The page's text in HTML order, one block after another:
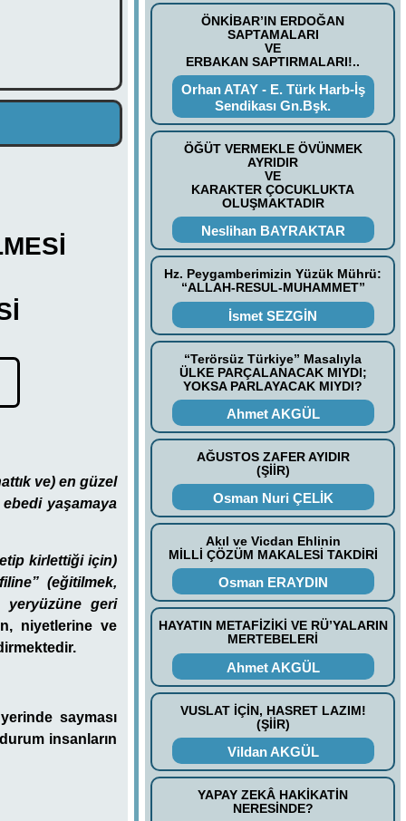
ve) en güzel
yaşamaya
kirlettiği için)
(eğitilmek,
yeryüzüne geri
niyetlerine ve
sayması
insanların
ÖNKİBAR’IN ERDOĞAN
SAPTAMALARI
VE
ERBAKAN SAPTIRMALARI!..
Orhan ATAY - E. Türk Harb-İş
Sendikası Gn.Bşk.
ÖĞÜT VERMEKLE ÖVÜNMEK
AYRIDIR
VE
KARAKTER ÇOCUKLUKTA
OLUŞMAKTADIR
Neslihan BAYRAKTAR
Hz. Peygamberimizin Yüzük Mührü:
“ALLAH-RESUL-MUHAMMET”
İsmet SEZGİN
“Terörsüz Türkiye” Masalıyla
ÜLKE PARÇALANACAK MIYDI;
YOKSA PARLAYACAK MIYDI?
Ahmet AKGÜL
AĞUSTOS ZAFER AYIDIR
(ŞİİR)
Osman Nuri ÇELİK
Akıl ve Vicdan Ehlinin
MİLLİ ÇÖZÜM MAKALESİ TAKDİRİ
Osman ERAYDIN
HAYATIN METAFİZİKİ VE RÜ’YALARIN
MERTEBELERİ
Ahmet AKGÜL
VUSLAT İÇİN, HASRET LAZIM!
(ŞİİR)
Vildan AKGÜL
YAPAY ZEKÂ HAKİKATİN
NERESİNDE?